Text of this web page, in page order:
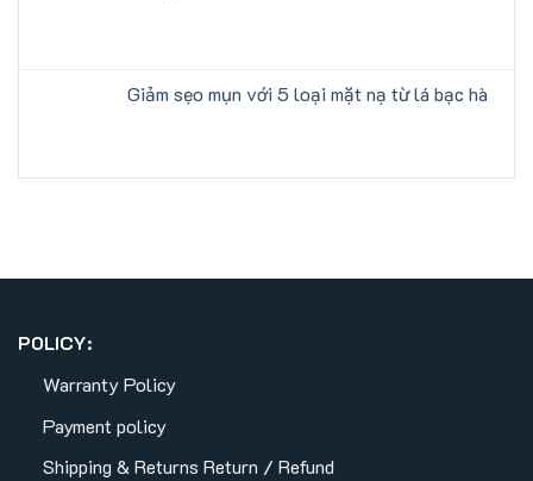
Giảm sẹo mụn với 5 loại mặt nạ từ lá bạc hà
POLICY:
Warranty Policy
Payment policy
Shipping & Returns Return / Refund